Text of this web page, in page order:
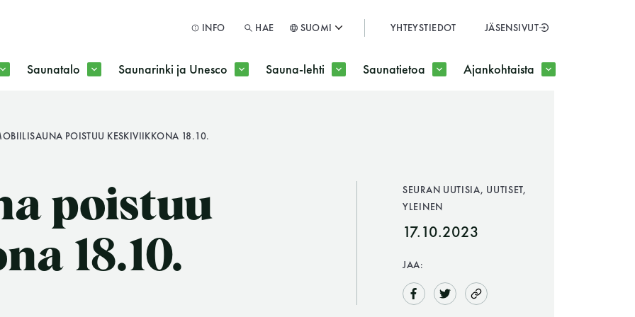
SULJE
INFO HAE SUOMI YHTEYSTIEDOT JÄSENSIVUT
Saunatalo Saunarinki ja Unesco Sauna-lehti Saunatietoa Ajankohtaista
POISTUU KESKIVIIKKONA 18.10.
poistuu
18.10.
SEURAN UUTISIA, UUTISET,
YLEINEN
17.10.2023
JAA: